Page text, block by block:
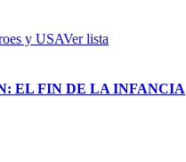
y USAVer lista
EL FIN DE LA INFANCIA